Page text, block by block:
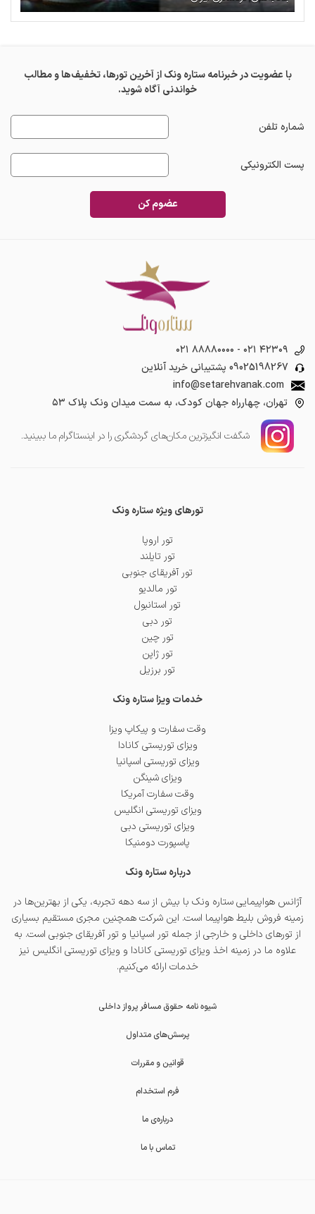
با عضویت در خبرنامه ستاره ونک از آخرین تورها، تخفیف‌ها و مطالب
خواندنی آگاه شوید.
شماره تلفن
پست الکترونیکی
عضوم کن
۰۲۱ ۸۸۸۸۰۰۰۰ - ۰۲۱ ۴۲۳۰۹
09025198267 پشتیبانی خرید آنلاین
info@setarehvanak.com
تهران، چهارراه جهان کودک، به سمت میدان ونک پلاک ۵۳
شگفت انگیز‌ترین مکان‌های گردشگری را در اینستاگرام ما ببینید.
تورهای ویژه ستاره ونک
تور اروپا
تور تایلند
تور آفریقای جنوبی
تور مالدیو
تور استانبول
تور دبی
تور چین
تور ژاپن
تور برزیل
خدمات ویزا ستاره ونک
وقت سفارت و پیکاپ ویزا
ویزای توریستی کانادا
ویزای توریستی اسپانیا
ویزای شینگن
وقت سفارت آمریکا
ویزای توریستی انگلیس
ویزای توریستی دبی
پاسپورت دومنیکا
درباره ستاره ونک
آژانس هواپیمایی ستاره ونک با بیش از سه دهه تجربه، یکی از بهترین‌ها در
زمینه فروش بلیط هواپیما است. این شرکت همچنین مجری مستقیم بسیاری
از تورهای داخلی و خارجی از جمله تور اسپانیا و تور آفریقای جنوبی است. به
علاوه ما در زمینه اخذ ویزای توریستی کانادا و ویزای توریستی انگلیس نیز
خدمات ارائه می‌کنیم.
شیوه نامه حقوق مسافر پرواز داخلی
پرسش‌های متداول
قوانین و مقررات
فرم استخدام
درباره‌ی ما
تماس با ما